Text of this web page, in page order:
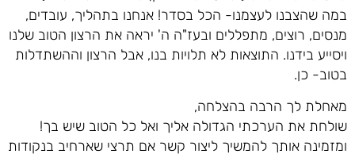
במה שהצבנו לעצמנו- הכל בסדר! אנחנו בתהליך, עובדים,
מנסים, רוצים, מתפללים ובעז"ה ה' יראה את הרצון הטוב שלנו
ויסייע בידנו. התוצאות לא תלויות בנו, אבל הרצון וההשתדלות
בטוב- כן.
מאחלת לך הרבה בהצלחה,
שולחת את הערכתי הגדולה אליך ואל כל הטוב שיש בך!
ומזמינה אותך להמשיך ליצור קשר אם תרצי שארחיב בנקודות